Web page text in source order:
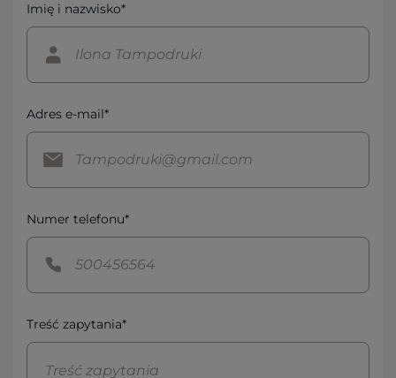
Imię i nazwisko*
Adres e-mail*
Numer telefonu*
Treść zapytania*